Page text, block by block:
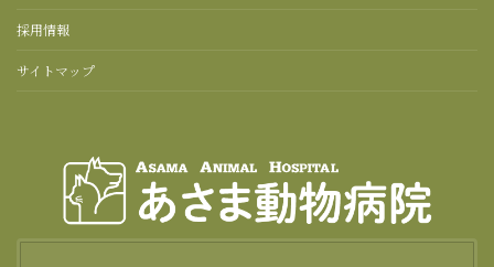
採用情報
サイトマップ